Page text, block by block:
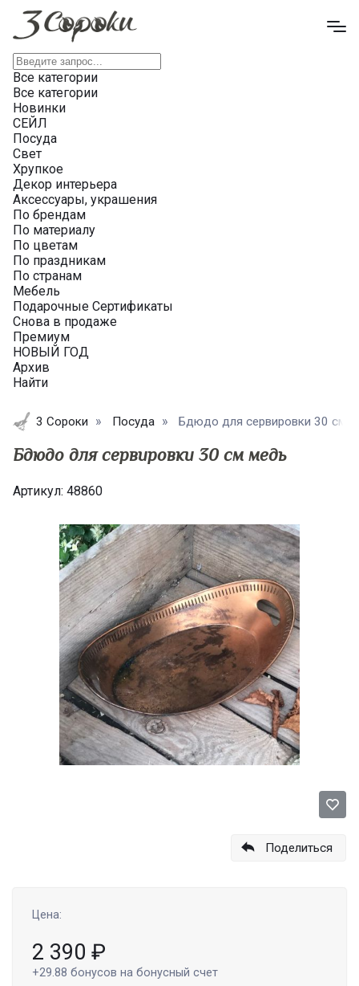
Все категории
Все категории
Новинки
СЕЙЛ
Посуда
Свет
Хрупкое
Декор интерьера
Аксессуары, украшения
По брендам
По материалу
По цветам
По праздникам
По странам
Мебель
Подарочные Сертификаты
Снова в продаже
Премиум
НОВЫЙ ГОД
Архив
Найти
3 Сороки Посуда Бдюдо для сервировки 30 см
Бдюдо для сервировки 30 см медь
Артикул: 48860
Поделиться
Цена:
2 390 ₽
+29.88 бонусов на бонусный счет